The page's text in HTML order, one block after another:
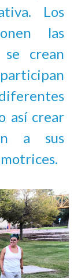
Los
las
se crean
así crear
a sus